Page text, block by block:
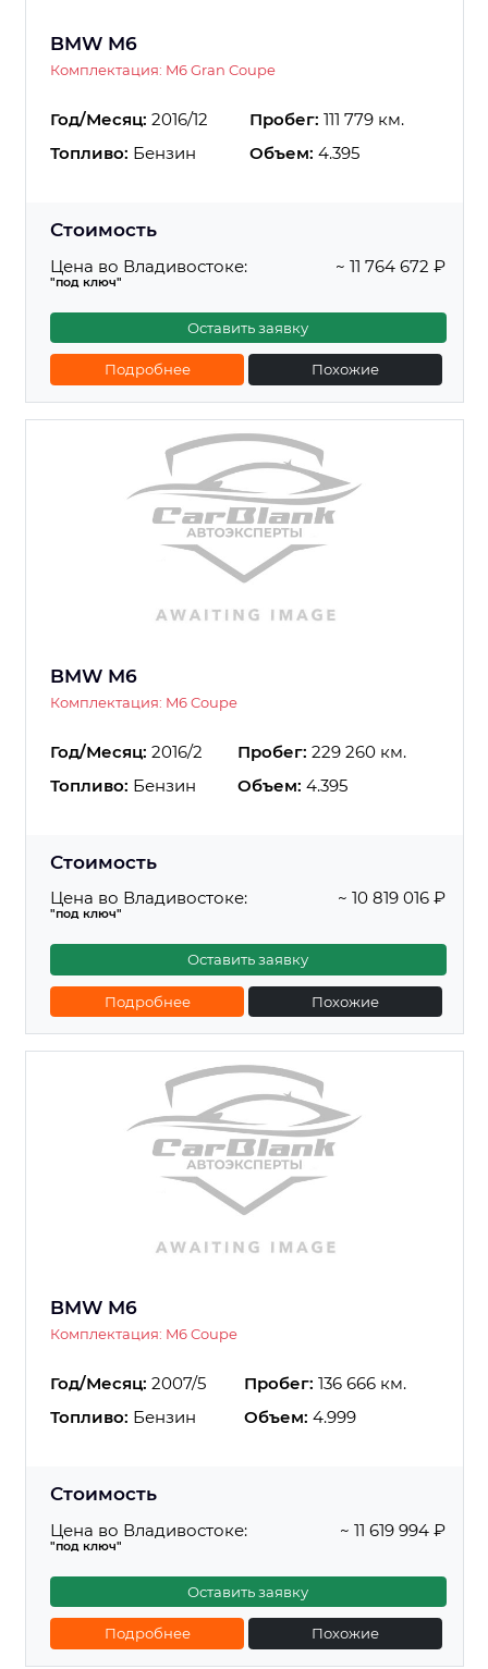
BMW M6
Комплектация: M6 Gran Coupe
Год/Месяц: 2016/12 Пробег: 111 779 км.
Топливо: Бензин Объем: 4.395
Стоимость
Цена во Владивостоке:
"под ключ"
~ 11 764 672 ₽
Оставить заявку
Подробнее Похожие
BMW M6
Комплектация: M6 Coupe
Год/Месяц: 2016/2 Пробег: 229 260 км.
Топливо: Бензин Объем: 4.395
Стоимость
Цена во Владивостоке:
"под ключ"
~ 10 819 016 ₽
Оставить заявку
Подробнее Похожие
BMW M6
Комплектация: M6 Coupe
Год/Месяц: 2007/5 Пробег: 136 666 км.
Топливо: Бензин Объем: 4.999
Стоимость
Цена во Владивостоке:
"под ключ"
~ 11 619 994 ₽
Оставить заявку
Подробнее Похожие